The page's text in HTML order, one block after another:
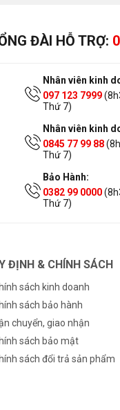
ĐÀI HỖ TRỢ:
Nhân viên kinh
097 123 7999
Thứ 7)
Nhân viên kinh
0845 77 99 88
Thứ 7)
Bảo Hành:
0382 99 0000
Thứ 7)
ĐỊNH & CHÍNH SÁCH
sách kinh doanh
sách bảo hành
chuyển, giao nhận
sách bảo mật
sách đổi trả sản phẩm